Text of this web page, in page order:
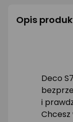
Opis
Deco
i
Chcesz